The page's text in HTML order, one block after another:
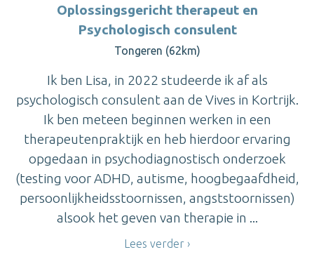
Oplossingsgericht therapeut en
Psychologisch consulent
Tongeren (62km)
Ik ben Lisa, in 2022 studeerde ik af als
psychologisch consulent aan de Vives in Kortrijk.
Ik ben meteen beginnen werken in een
therapeutenpraktijk en heb hierdoor ervaring
opgedaan in psychodiagnostisch onderzoek
(testing voor ADHD, autisme, hoogbegaafdheid,
persoonlijkheidsstoornissen, angststoornissen)
alsook het geven van therapie in ...
Lees verder